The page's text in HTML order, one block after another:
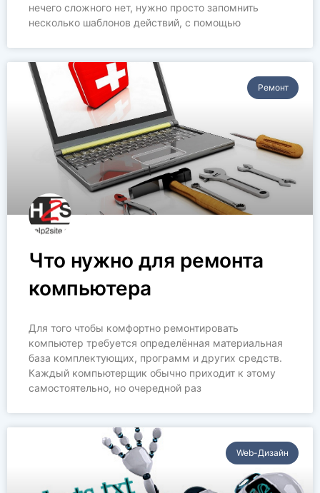
нечего сложного нет, нужно просто запомнить
несколько шаблонов действий, с помощью
Ремонт
Что нужно для ремонта
компьютера
Для того чтобы комфортно ремонтировать
компьютер требуется определённая материальная
база комплектующих, программ и других средств.
Каждый компьютерщик обычно приходит к этому
самостоятельно, но очередной раз
Web-Дизайн